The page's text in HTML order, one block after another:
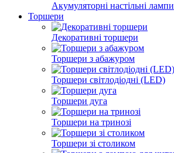
Акумуляторні настільні лампи
Торшери
Декоративні торшери
Торшери з абажуром
Торшери світлодіодні (LED)
Торшери дуга
Торшери на тринозі
Торшери зі столиком